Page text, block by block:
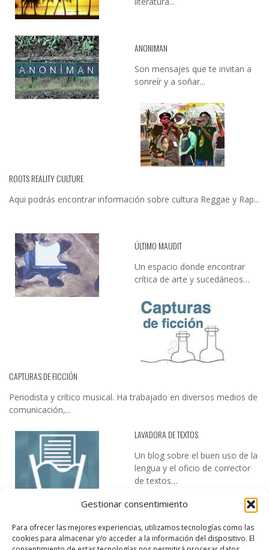
Gestionar consentimiento
Para ofrecer las mejores experiencias, utilizamos tecnologías como las
cookies para almacenar y/o acceder a la información del dispositivo. El
ANONIMAN
Son mensajes que te invitan a
sonreír y a soñar...
ROOTS REALITY CULTURE
Aqui podrás encontrar información sobre cultura Reggae y Rap...
ÚLTIMO MAUDIT
Un espacio donde encontrar
crítica de arte y sucedáneos…
CAPTURAS DE FICCIÓN
Periodista y crítico musical. Ha trabajado en diversos medios de
comunicación,...
LAVADORA DE TEXTOS
Un blog sobre el buen uso de la
lengua y el oficio de corrector
de textos…